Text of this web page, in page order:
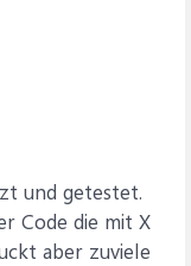
und getestet.
Code die mit X
aber zuviele